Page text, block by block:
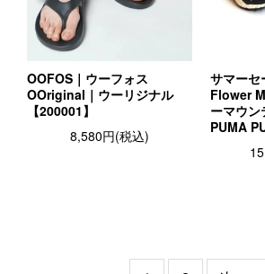
OOFOS｜ウーフォス
OOriginal｜ウーリジナル
【200001】
8,580円(税込)
サマーセ
Flower
ーマウン
PUMA